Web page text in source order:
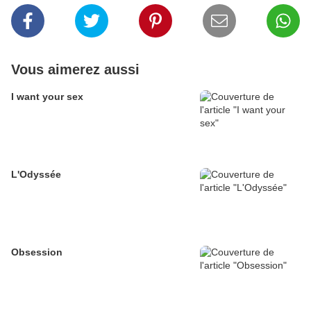
Vous aimerez aussi
I want your sex
L'Odyssée
Obsession